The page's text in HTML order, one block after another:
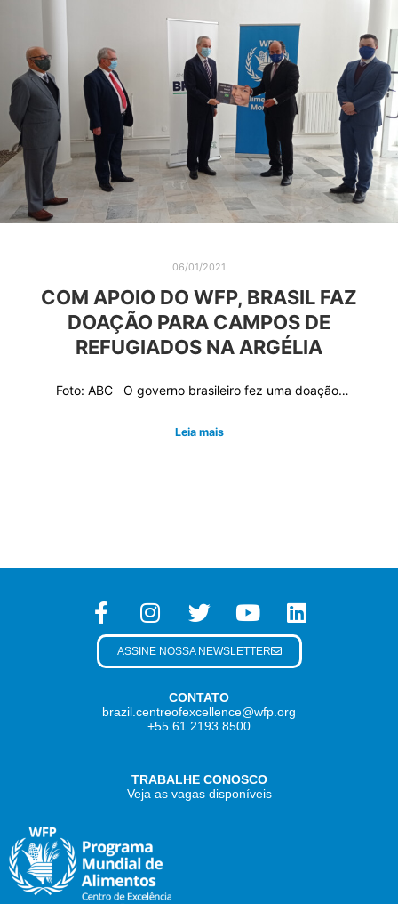
06/01/2021
COM APOIO DO WFP, BRASIL FAZ
DOAÇÃO PARA CAMPOS DE
REFUGIADOS NA ARGÉLIA
Foto: ABC O governo brasileiro fez uma doação…
Leia mais
CONTATO
brazil.centreofexcellence@wfp.org
+55 61 2193 8500
TRABALHE CONOSCO
Veja as vagas disponíveis
ASSINE NOSSA NEWSLETTER